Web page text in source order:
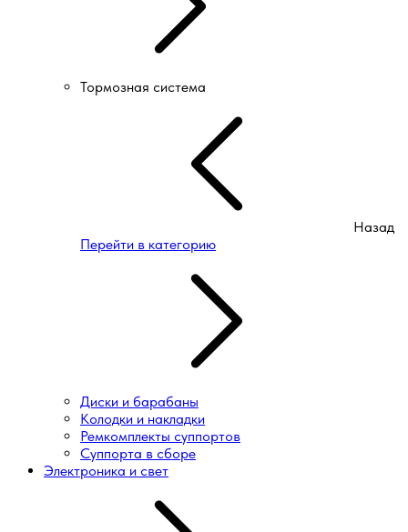
Тормозная система
Назад
Перейти в категорию
Диски и барабаны
Колодки и накладки
Ремкомплекты суппортов
Суппорта в сборе
Электроника и свет